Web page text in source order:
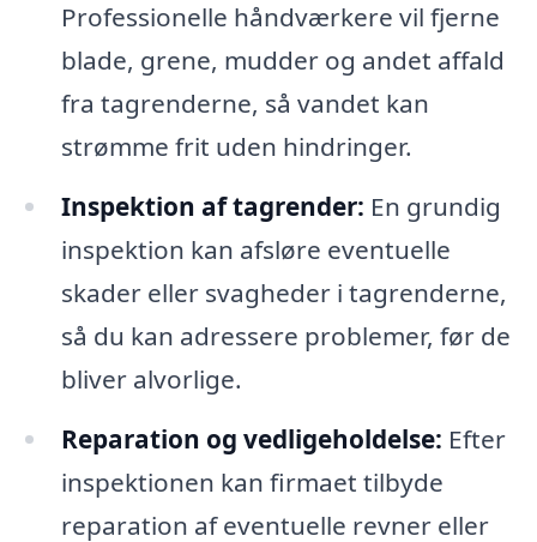
Professionelle håndværkere vil fjerne
blade, grene, mudder og andet affald
fra tagrenderne, så vandet kan
strømme frit uden hindringer.
Inspektion af tagrender: En grundig
inspektion kan afsløre eventuelle
skader eller svagheder i tagrenderne,
så du kan adressere problemer, før de
bliver alvorlige.
Reparation og vedligeholdelse: Efter
inspektionen kan firmaet tilbyde
reparation af eventuelle revner eller